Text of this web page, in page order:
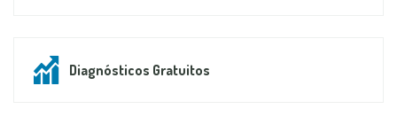
Diagnósticos Gratuitos